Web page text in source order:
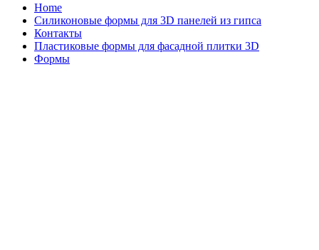
Home
Cиликоновые формы для 3D панелей из гипса
Контакты
Пластиковые формы для фасадной плитки 3D
Формы